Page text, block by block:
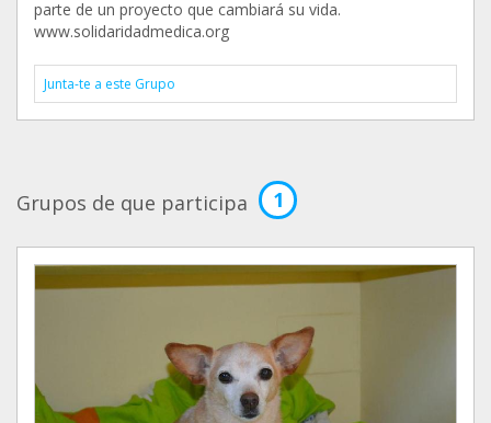
parte de un proyecto que cambiará su vida.
www.solidaridadmedica.org
Junta-te a este Grupo
Grupos de que participa 1